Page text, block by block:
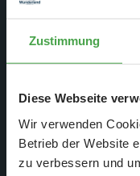
Zustimmung
Diese Webseite
Wir verwenden
Betrieb der Website
zu verbessern und